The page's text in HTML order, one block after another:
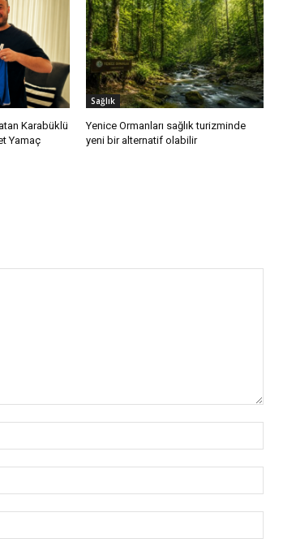
Karabüklü
Yamaç
Sağlık
Yenice Ormanları sağlık turizminde
yeni bir alternatif olabilir
Posta:*